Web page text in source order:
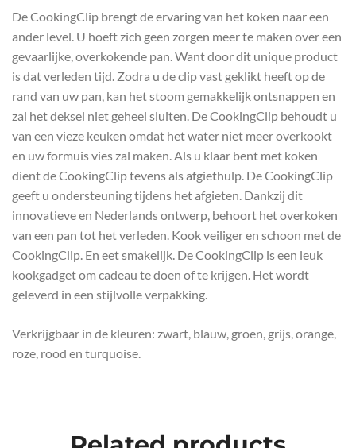
De CookingClip brengt de ervaring van het koken naar een
ander level. U hoeft zich geen zorgen meer te maken over een
gevaarlijke, overkokende pan. Want door dit unique product
is dat verleden tijd. Zodra u de clip vast geklikt heeft op de
rand van uw pan, kan het stoom gemakkelijk ontsnappen en
zal het deksel niet geheel sluiten. De CookingClip behoudt u
van een vieze keuken omdat het water niet meer overkookt
en uw formuis vies zal maken. Als u klaar bent met koken
dient de CookingClip tevens als afgiethulp. De CookingClip
geeft u ondersteuning tijdens het afgieten. Dankzij dit
innovatieve en Nederlands ontwerp, behoort het overkoken
van een pan tot het verleden. Kook veiliger en schoon met de
CookingClip. En eet smakelijk. De CookingClip is een leuk
kookgadget om cadeau te doen of te krijgen. Het wordt
geleverd in een stijlvolle verpakking.
Verkrijgbaar in de kleuren: zwart, blauw, groen, grijs, orange,
roze, rood en turquoise.